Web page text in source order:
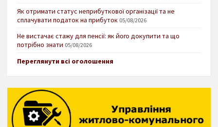
Як отримати статус неприбуткової організації та не
сплачувати податок на прибуток 05/08/2026
Не вистачає стажу для пенсії: як його докупити та що
потрібно знати 05/08/2026
Переглянути всі оголошення